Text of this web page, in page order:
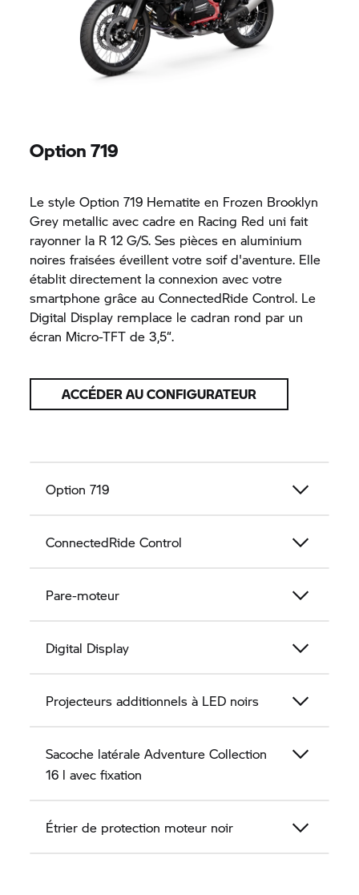
Option 719
Le style Option 719 Hematite en Frozen Brooklyn
Grey metallic avec cadre en Racing Red uni fait
rayonner la R 12 G/S. Ses pièces en aluminium
noires fraisées éveillent votre soif d'aventure. Elle
établit directement la connexion avec votre
smartphone grâce auConnectedRide Control. Le
Digital Display remplace le cadran rond par un
écran Micro-TFT de 3,5“.
ACCÉDER AU CONFIGURATEUR
Option 719
ConnectedRide Control
Pare-moteur
Digital Display
Projecteurs additionnels à LED noirs
Sacoche latérale Adventure Collection
16 l avec fixation
Étrier de protection moteur noir